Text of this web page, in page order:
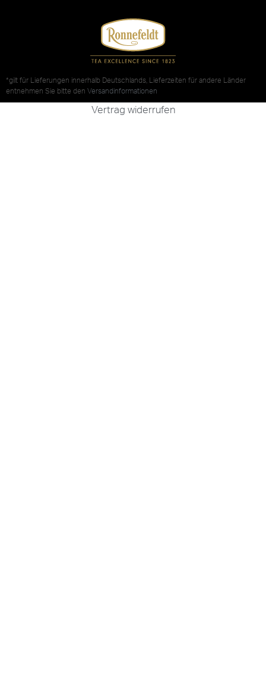
*gilt für Lieferungen innerhalb Deutschlands, Lieferzeiten für andere Länder
entnehmen Sie bitte den Versandinformationen
Vertrag widerrufen